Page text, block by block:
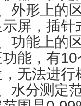
外形上的
示屏，插
功能上的
功能，有
无法进行
水分测定